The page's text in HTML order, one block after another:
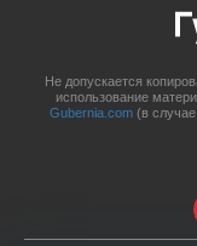
Не допускается
использование
Gubernia.com (в